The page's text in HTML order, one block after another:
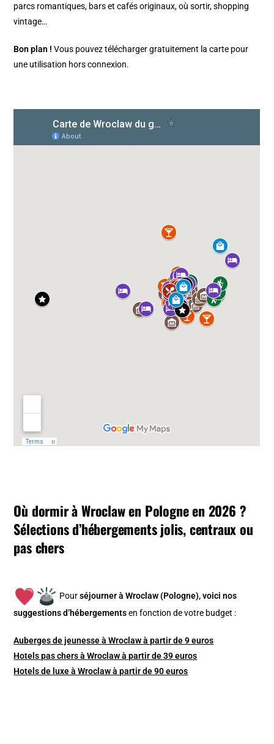
parcs romantiques, bars et cafés originaux, où sortir, shopping
vintage…
Bon plan ! Vous pouvez télécharger gratuitement la carte pour
une utilisation hors connexion.
Où dormir à Wroclaw en Pologne en 2026 ?
Sélections d’hébergements jolis, centraux ou
pas chers
Pourséjourner à Wroclaw (Pologne), voici nos
suggestions d’hébergements en fonction de votre budget :
Auberges de jeunesse à Wroclaw à partir de 9 euros
Hotels pas chers à Wroclaw à partir de 39 euros
Hotels de luxe à Wroclaw à partir de 90 euros